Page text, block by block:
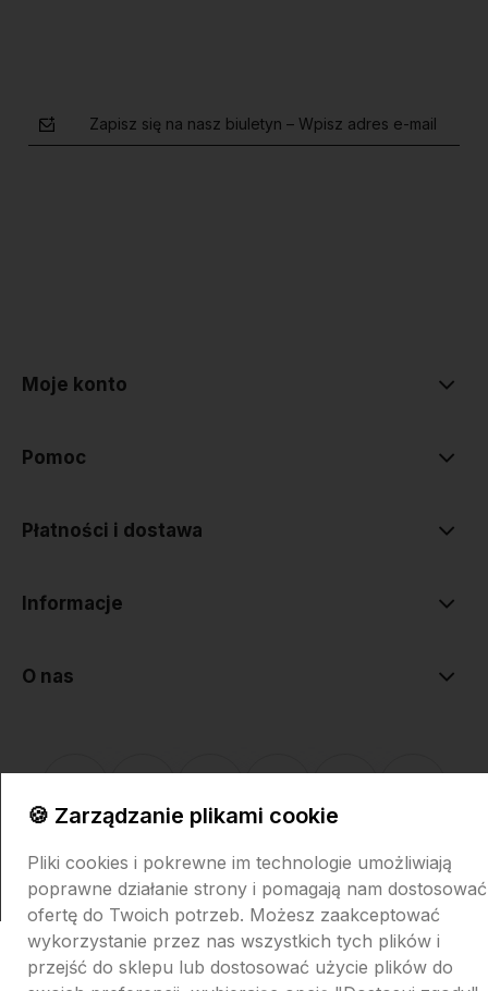
Zapisz się na nasz biuletyn – Wpisz adres e-mail
Moje konto
Pomoc
Płatności i dostawa
Informacje
O nas
Sklep internetowy Shoper.pl Szablon Shoper Modern 3.0™
GrowCommerce
🍪 Zarządzanie plikami cookie
Pliki cookies i pokrewne im technologie umożliwiają
poprawne działanie strony i pomagają nam dostosować
ofertę do Twoich potrzeb. Możesz zaakceptować
wykorzystanie przez nas wszystkich tych plików i
przejść do sklepu lub dostosować użycie plików do